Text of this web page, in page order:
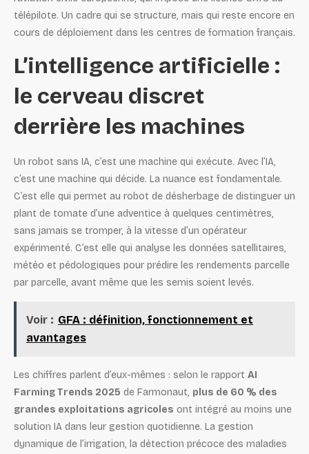
télépilote. Un cadre qui se structure, mais qui reste encore en
cours de déploiement dans les centres de formation français.
L’intelligence artificielle :
le cerveau discret
derrière les machines
Un robot sans IA, c’est une machine qui exécute. Avec l’IA,
c’est une machine qui décide. La nuance est fondamentale.
C’est elle qui permet au robot de désherbage de distinguer un
plant de tomate d’une adventice à quelques centimètres,
sans jamais se tromper, à la vitesse d’un opérateur
expérimenté. C’est elle qui analyse les données satellitaires,
météo et pédologiques pour prédire les rendements parcelle
par parcelle, avant même que les semis soient levés.
Voir : GFA : définition, fonctionnement et
avantages
Les chiffres parlent d’eux-mêmes : selon le rapport AI
Farming Trends 2025 de Farmonaut, plus de 60 % des
grandes exploitations agricoles ont intégré au moins une
solution IA dans leur gestion quotidienne. La gestion
dynamique de l’irrigation, la détection précoce des maladies